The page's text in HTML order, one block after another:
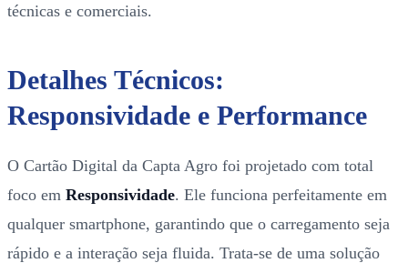
técnicas e comerciais.
Detalhes Técnicos:
Responsividade e Performance
O Cartão Digital da Capta Agro foi projetado com total
foco em Responsividade. Ele funciona perfeitamente em
qualquer smartphone, garantindo que o carregamento seja
rápido e a interação seja fluida. Trata-se de uma solução